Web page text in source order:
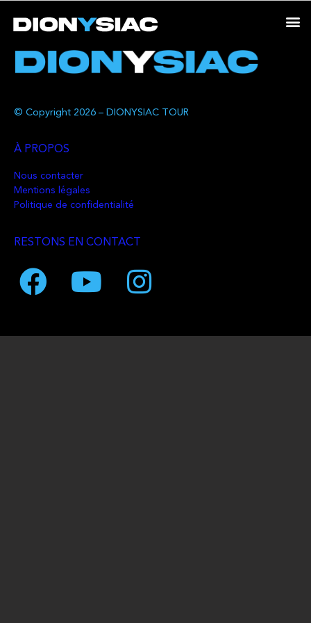
© Copyright 2026 – DIONYSIAC TOUR
À PROPOS
Nous contacter
Mentions légales
Politique de confidentialité
RESTONS EN CONTACT